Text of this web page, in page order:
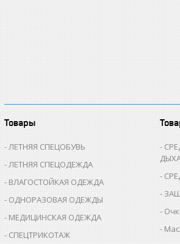
Товары
ЛЕТНЯЯ СПЕЦОБУВЬ
ЛЕТНЯЯ СПЕЦОДЕЖДА
ВЛАГОСТОЙКАЯ ОДЕЖДА
ОДНОРАЗОВАЯ ОДЕЖДЫ
МЕДИЦИНСКАЯ ОДЕЖДА
СПЕЦТРИКОТАЖ